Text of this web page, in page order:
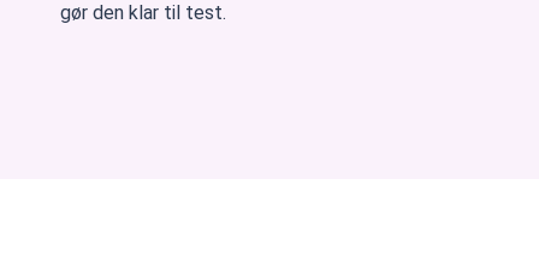
gør den klar til test.